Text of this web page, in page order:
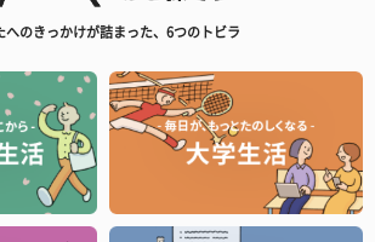
へのきっかけが詰まった、6つのトビラ